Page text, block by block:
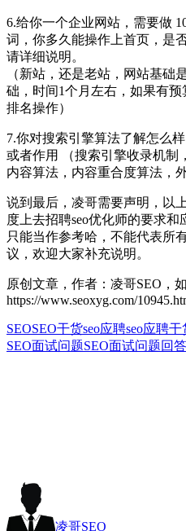
6.给你一个企业网站，需要做
词，你多久能操作上首页，是
请详细说明。
（新站，还是老站，网站基础
础，时间1个月左右，如果有
排名操作）
7.你对搜索引擎算法了解怎么
或者作用 （搜索引擎收录机制
内容算法，内容重合度算法，
说到最后，凌哥需要声明，以
度上去招聘seo优化师的要求和
只能当作参考哈，不能代表所
议，欢迎大家补充说明。
原创文章，作者：凌哥SEO，
https://www.seoxyg.com/
SEOSEO干货seo应聘seo应聘干
SEO面试问题SEO面试问题回
凌哥SEO